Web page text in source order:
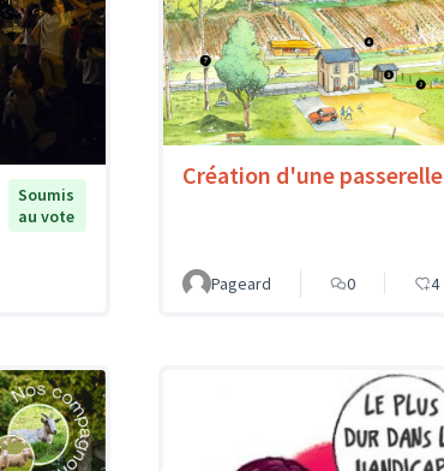
Soumis
au vote
Création d'une passerelle
Pageard 0 4